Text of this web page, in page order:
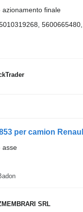
azionamento finale
per camion
asse
SRL